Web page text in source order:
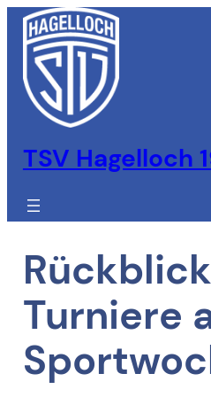
Zum
Inhalt
springen
TSV Hagelloch
Rückblick
Turniere